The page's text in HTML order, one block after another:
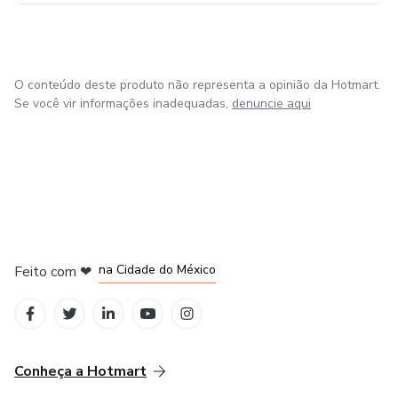
O conteúdo deste produto não representa a opinião da Hotmart.
Se você vir informações inadequadas, denuncie aqui
Feito com ❤ na Cidade do México
Conheça a Hotmart